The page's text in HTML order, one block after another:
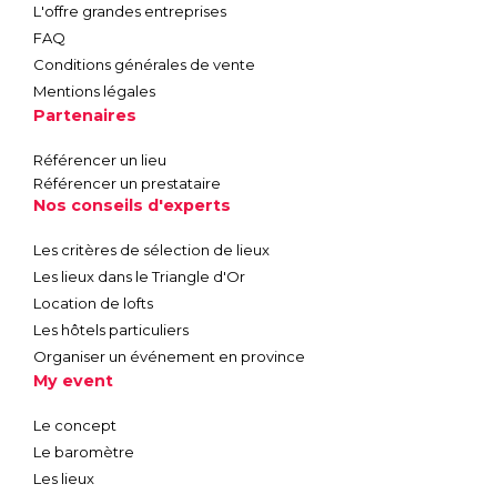
L'offre grandes entreprises
FAQ
Conditions générales de vente
Mentions légales
Partenaires
Référencer un lieu
Référencer un prestataire
Nos conseils d'experts
Les critères de sélection de lieux
Les lieux dans le Triangle d'Or
Location de lofts
Les hôtels particuliers
Organiser un événement en province
My event
Le concept
Le baromètre
Les lieux